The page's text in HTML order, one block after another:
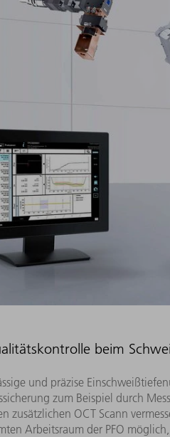
beim
und präzise
zum Beispiel durch
OCT Scann
Arbeitsraum der PFO